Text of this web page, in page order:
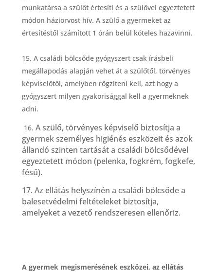
munkatársa a szülőt értesíti és a szülővel egyeztetett
módon háziorvost hív. A szülő a gyermeket az
értesítéstől számított 1 órán belül köteles hazavinni.
A családi bölcsőde gyógyszert csak írásbeli
megállapodás alapján vehet át a szülőtől, törvényes
képviselőtől, amelyben rögzíteni kell, azt hogy a
gyógyszert milyen gyakorisággal kell a gyermeknek
adni.
16. A szülő, törvényes képviselő biztosítja a
gyermek személyes higiénés eszközeit és azok
állandó szinten tartását a családi bölcsődével
egyeztetett módon (pelenka, fogkrém, fogkefe,
fésű).
17. Az ellátás helyszínén a családi bölcsőde a
balesetvédelmi feltételeket biztosítja,
amelyeket a vezető rendszeresen ellenőriz.
A gyermek megismerésének eszközei, az ellátás